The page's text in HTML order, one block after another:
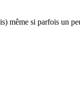
même si parfois un